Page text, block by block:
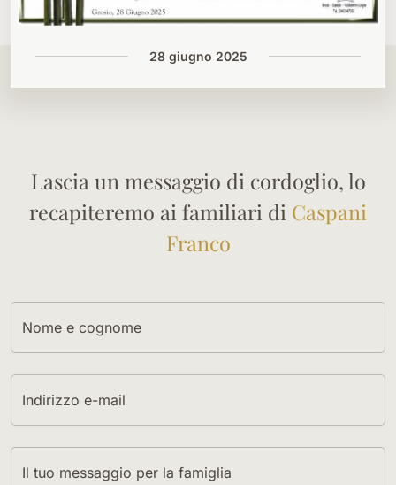
28 giugno 2025
Lascia un messaggio di cordoglio, lo
recapiteremo ai familiari di Caspani
Franco
Nome e cognome
Indirizzo e-mail
Il tuo messaggio per la famiglia